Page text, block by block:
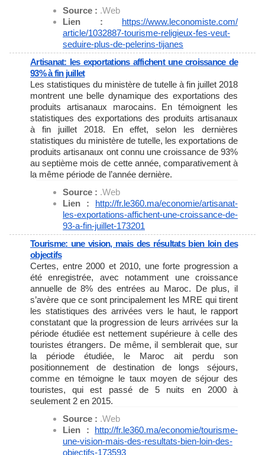
Source : .Web
Lien : https://www.leconomiste.com/
article/1032887-tourisme-religieux-fes-veut-
seduire-plus-de-pelerins-tijanes
Artisanat: les exportations affichent une croissance de
93% à fin juillet
Les statistiques du ministère de tutelle à fin juillet 2018
montrent une belle dynamique des exportations des
produits artisanaux marocains. En témoignent les
statistiques des exportations des produits artisanaux
à fin juillet 2018. En effet, selon les dernières
statistiques du ministère de tutelle, les exportations de
produits artisanaux ont connu une croissance de 93%
au septième mois de cette année, comparativement à
la même période de l’année dernière.
Source : .Web
Lien : http://fr.le360.ma/economie/artisanat-
les-exportations-affichent-une-croissance-de-
93-a-fin-juillet-173201
Tourisme: une vision, mais des résultats bien loin des
objectifs
Certes, entre 2000 et 2010, une forte progression a
été enregistrée, avec notamment une croissance
annuelle de 8% des entrées au Maroc. De plus, il
s’avère que ce sont principalement les MRE qui tirent
les statistiques des arrivées vers le haut, le rapport
constatant que la progression de leurs arrivées sur la
période étudiée est nettement supérieure à celle des
touristes étrangers. De même, il semblerait que, sur
la période étudiée, le Maroc ait perdu son
positionnement de destination de longs séjours,
comme en témoigne le taux moyen de séjour des
touristes, qui est passé de 5 nuits en 2000 à
seulement 2 en 2015.
Source : .Web
Lien : http://fr.le360.ma/economie/tourisme-
une-vision-mais-des-resultats-bien-loin-des-
objectifs-173593